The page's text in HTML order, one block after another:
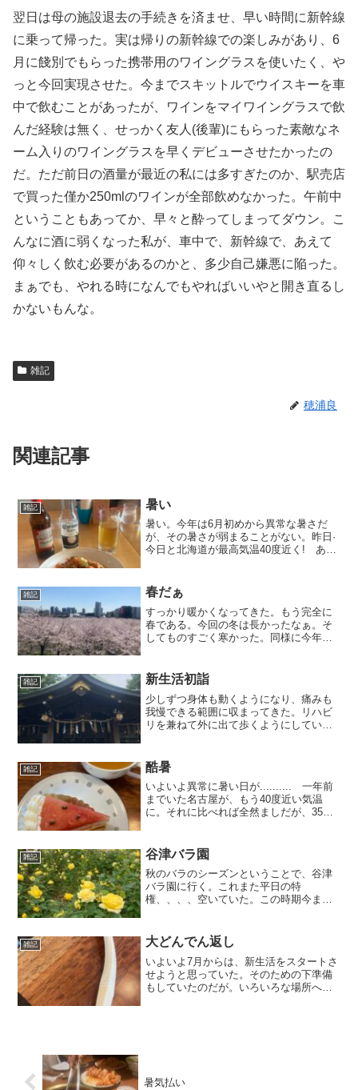
翌日は母の施設退去の手続きを済ませ、早い時間に新幹線
に乗って帰った。実は帰りの新幹線での楽しみがあり、6
月に餞別でもらった携帯用のワイングラスを使いたく、や
っと今回実現させた。今までスキットルでウイスキーを車
中で飲むことがあったが、ワインをマイワイングラスで飲
んだ経験は無く、せっかく友人(後輩)にもらった素敵なネ
ーム入りのワイングラスを早くデビューさせたかったの
だ。ただ前日の酒量が最近の私には多すぎたのか、駅売店
で買った僅か250mlのワインが全部飲めなかった。午前中
ということもあってか、早々と酔ってしまってダウン。こ
んなに酒に弱くなった私が、車中で、新幹線で、あえて
仰々しく飲む必要があるのかと、多少自己嫌悪に陥った。
まぁでも、やれる時になんでもやればいいやと開き直るし
かないもんな。
雑記
穂浦良
関連記事
雑記 暑い
暑い。今年は6月初めから異常な暑さだ
が、その暑さが弱まることがない。昨日·
今日と北海道が最高気温40度近く! あの
常だと毎年言っているような気がする
が、本当に地球大...
雑記 春だぁ
すっかり暖かくなってきた。もう完全に
春である。今回の冬は長かったなぁ。そ
してものすごく寒かった。同様に今年の
去るのかもしれない。しっかり行動的な
生活を送って春を満喫しな...
雑記 新生活初詣
少しずつ身体も動くようになり、痛みも
我慢できる範囲に収まってきた。リハビ
リを兼ねて外に出て歩くようにしてい
かったのだがしょうがない。新生活の初
詣といったところか。これま...
雑記 酷暑
いよいよ異常に暑い日が.......... 一年前
までいた名古屋が、もう40度近い気温
に。それに比べれば全然ましだが、35度
い。まぁ、外に出ずに家の中で過ごすの
が一番なの...
雑記 谷津バラ園
秋のバラのシーズンということで、谷津
バラ園に行く。これまた平日の特
権、、、、空いていた。この時期今まで
今回はすんなり車を駐車させることが出
来た。バラ園の中も人はパラパラ...
雑記 大どんでん返し
いよいよ7月からは、新生活をスタートさ
せようと思っていた。そのための下準備
もしていたのだが。いろいろな場所への
暑気払い